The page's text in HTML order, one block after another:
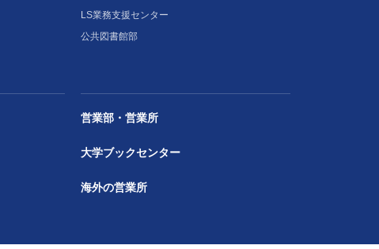
LS業務支援センター
公共図書館部
営業部・営業所
大学ブックセンター
海外の営業所